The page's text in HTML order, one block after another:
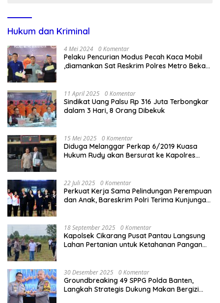
Hukum dan Kriminal
4 Mei 2024 0 Komentar
Pelaku Pencurian Modus Pecah Kaca Mobil
,diamankan Sat Reskrim Polres Metro Bekasi
11 April 2025 0 Komentar
Sindikat Uang Palsu Rp 316 Juta Terbongkar
dalam 3 Hari, 8 Orang Dibekuk
15 Mei 2025 0 Komentar
Diduga Melanggar Perkap 6/2019 Kuasa
Hukum Rudy akan Bersurat ke Kapolres
22 Juli 2025 0 Komentar
Perkuat Kerja Sama Pelindungan Perempuan
dan Anak, Bareskrim Polri Terima Kunjungan
18 September 2025 0 Komentar
Kapolsek Cikarang Pusat Pantau Langsung
Lahan Pertanian untuk Ketahanan Pangan
30 Desember 2025 0 Komentar
Groundbreaking 49 SPPG Polda Banten,
Langkah Strategis Dukung Makan Bergizi